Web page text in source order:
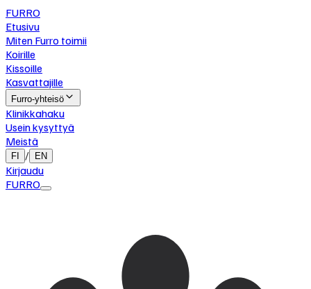
FURRO
Etusivu
Miten Furro toimii
Koirille
Kissoille
Kasvattajille
Furro-yhteisö
Klinikkahaku
Usein kysyttyä
Meistä
FI / EN
Kirjaudu
FURRO